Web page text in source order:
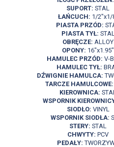
SUPORT: STAL
ŁAŃCUCH: 1/2"x1/
PIASTA PRZÓD:
PIASTA TYŁ: STAL
OBRĘCZE: ALLOY
OPONY: 16"x1.95"
HAMULEC PRZÓD: V-
HAMULEC TYŁ:
DŹWIGNIE HAMULCA:
TARCZE HAMULCOWE:
KIEROWNICA: STAL
WSPORNIK
SIODŁO: VINYL
WSPORNIK SIODŁA:
STERY: STAL
CHWYTY: PCV
PEDAŁY: